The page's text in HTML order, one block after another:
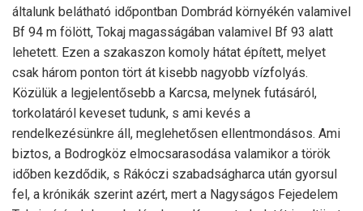
általunk belátható időpontban Dombrád környékén valamivel
Bf 94 m fölött, Tokaj magasságában valamivel Bf 93 alatt
lehetett. Ezen a szakaszon komoly hátat épített, melyet
csak három ponton tört át kisebb nagyobb vízfolyás.
Közülük a legjelentősebb a Karcsa, melynek futásáról,
torkolatáról keveset tudunk, s ami kevés a
rendelkezésünkre áll, meglehetősen ellentmondásos. Ami
biztos, a Bodrogköz elmocsarasodása valamikor a török
időben kezdődik, s Rákóczi szabadságharca után gyorsul
fel, a krónikák szerint azért, mert a Nagyságos Fejedelem